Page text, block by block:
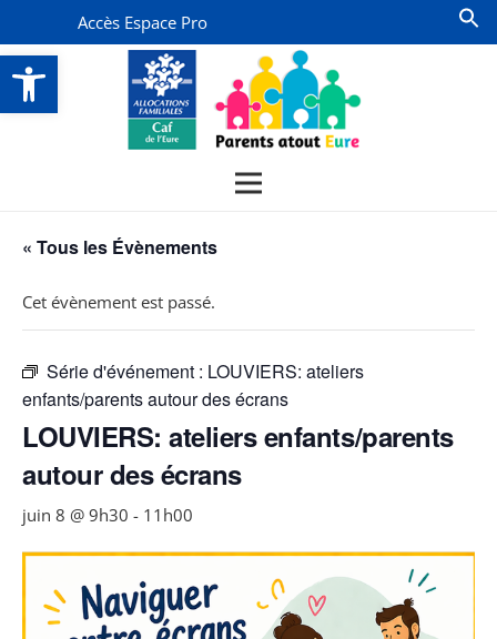
Ouvrir la barre d’outils
Accès Espace Pro
« Tous les Évènements
Cet évènement est passé.
Série d'événement : LOUVIERS: ateliers
enfants/parents autour des écrans
LOUVIERS: ateliers enfants/parents
autour des écrans
juin 8 @ 9h30 - 11h00